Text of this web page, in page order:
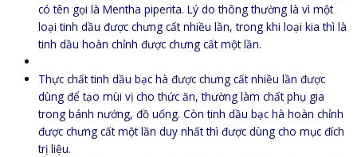
có tên gọi là Mentha piperita. Lý do thông thường là vì một
loại tinh dầu được chưng cất nhiều lần, trong khi loại kia thì là
tinh dầu hoàn chỉnh được chưng cất một lần.
Thực chất tinh dầu bạc hà được chưng cất nhiều lần được
dùng để tạo mùi vị cho thức ăn, thường làm chất phụ gia
trong bánh nướng, đồ uống. Còn tinh dầu bạc hà hoàn chỉnh
được chưng cất một lần duy nhất thì được dùng cho mục đích
trị liệu.